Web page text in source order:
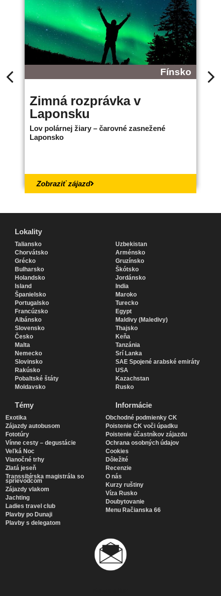
Fínsko
Zimná rozprávka v
Laponsku
Lov polárnej žiary – čarovné zasnežené
Laponsko
Zobraziť zájazd
Lokality
Taliansko
Chorvátsko
Grécko
Bulharsko
Holandsko
Island
Španielsko
Portugalsko
Francúzsko
Albánsko
Slovensko
Česko
Malta
Nemecko
Slovinsko
Rakúsko
Pobaltské štáty
Moldavsko
Uzbekistan
Arménsko
Gruzínsko
Škótsko
Jordánsko
India
Maroko
Turecko
Egypt
Maldivy (Maledivy)
Thajsko
Keňa
Tanzánia
Srí Lanka
SAE Spojené arabské emiráty
USA
Kazachstan
Rusko
Témy
Exotika
Zájazdy autobusom
Fototúry
Vínne cesty – degustácie
Veľká Noc
Vianočné trhy
Zlatá jeseň
Transsibírska magistrála so
sprievodcom
Zájazdy vlakom
Jachting
Ladies travel club
Plavby po Dunaji
Plavby s delegatom
Informácie
Obchodné podmienky CK
Poistenie CK voči úpadku
Poistenie účastníkov zájazdu
Ochrana osobných údajov
Cookies
Dôležité
Recenzie
O nás
Kurzy ruštiny
Víza Rusko
Doubytovanie
Menu Račianska 66